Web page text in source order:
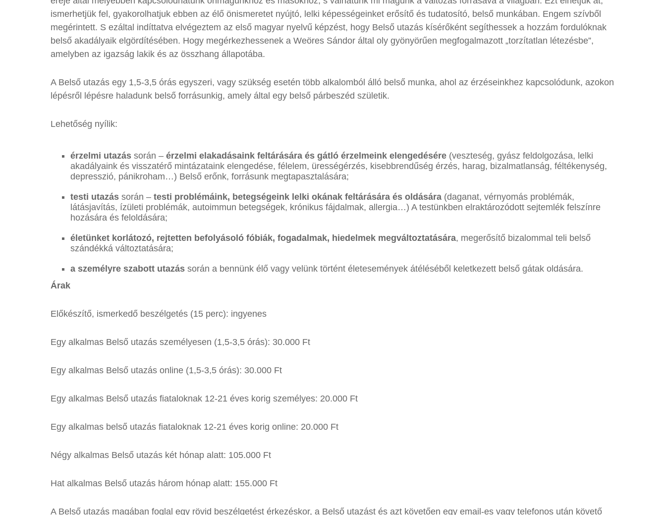
ismerhetjük fel, gyakorolhatjuk ebben az élő önismeretet nyújtó, lelki képességeinket erősítő és tudatosító, belső munkában. Engem szívből
megérintett. S ezáltal indíttatva elvégeztem az első magyar nyelvű képzést, hogy Belső utazás kísérőként segíthessek a hozzám fordulóknak
belső akadályaik elgördítésében. Hogy megérkezhessenek a Weöres Sándor által oly gyönyörűen megfogalmazott „torzítatlan létezésbe”,
amelyben az igazság lakik és az összhang állapotába.
A Belső utazás egy 1,5-3,5 órás egyszeri, vagy szükség esetén több alkalomból álló belső munka, ahol az érzéseinkhez kapcsolódunk, azokon
lépésről lépésre haladunk belső forrásunkig, amely által egy belső párbeszéd születik.
Lehetőség nyílik:
érzelmi utazás során – érzelmi elakadásaink feltárására és gátló érzelmeink elengedésére (veszteség, gyász feldolgozása, lelki
akadályaink és visszatérő mintázataink elengedése, félelem, ürességérzés, kisebbrendűség érzés, harag, bizalmatlanság, féltékenység,
depresszió, pánikroham…) Belső erőnk, forrásunk megtapasztalására;
testi utazás során – testi problémáink, betegségeink lelki okának feltárására és oldására (daganat, vérnyomás problémák,
látásjavítás, ízületi problémák, autoimmun betegségek, krónikus fájdalmak, allergia…) A testünkben elraktározódott sejtemlék felszínre
hozására és feloldására;
életünket korlátozó, rejtetten befolyásoló fóbiák, fogadalmak, hiedelmek megváltoztatására, megerősítő bizalommal teli belső
szándékká változtatására;
a személyre szabott utazás során a bennünk élő vagy velünk történt életesemények átéléséből keletkezett belső gátak oldására.
Árak
Előkészítő, ismerkedő beszélgetés (15 perc): ingyenes
Egy alkalmas Belső utazás személyesen (1,5-3,5 órás): 30.000 Ft
Egy alkalmas Belső utazás online (1,5-3,5 órás): 30.000 Ft
Egy alkalmas Belső utazás fiataloknak 12-21 éves korig személyes: 20.000 Ft
Egy alkalmas belső utazás fiataloknak 12-21 éves korig online: 20.000 Ft
Négy alkalmas Belső utazás két hónap alatt: 105.000 Ft
Hat alkalmas Belső utazás három hónap alatt: 155.000 Ft
A Belső utazás magában foglal egy rövid beszélgetést érkezéskor, a Belső utazást és azt követően egy email-es vagy telefonos után követő